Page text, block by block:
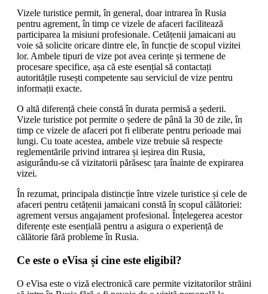
Vizele turistice permit, în general, doar intrarea în Rusia
pentru agrement, în timp ce vizele de afaceri facilitează
participarea la misiuni profesionale. Cetățenii jamaicani au
voie să solicite oricare dintre ele, în funcție de scopul vizitei
lor. Ambele tipuri de vize pot avea cerințe și termene de
procesare specifice, așa că este esențial să contactați
autoritățile rusești competente sau serviciul de vize pentru
informații exacte.
O altă diferență cheie constă în durata permisă a șederii.
Vizele turistice pot permite o ședere de până la 30 de zile, în
timp ce vizele de afaceri pot fi eliberate pentru perioade mai
lungi. Cu toate acestea, ambele vize trebuie să respecte
reglementările privind intrarea și ieșirea din Rusia,
asigurându-se că vizitatorii părăsesc țara înainte de expirarea
vizei.
În rezumat, principala distincție între vizele turistice și cele de
afaceri pentru cetățenii jamaicani constă în scopul călătoriei:
agrement versus angajament profesional. Înțelegerea acestor
diferențe este esențială pentru a asigura o experiență de
călătorie fără probleme în Rusia.
Ce este o eVisa și cine este eligibil?
O eVisa este o viză electronică care permite vizitatorilor străini